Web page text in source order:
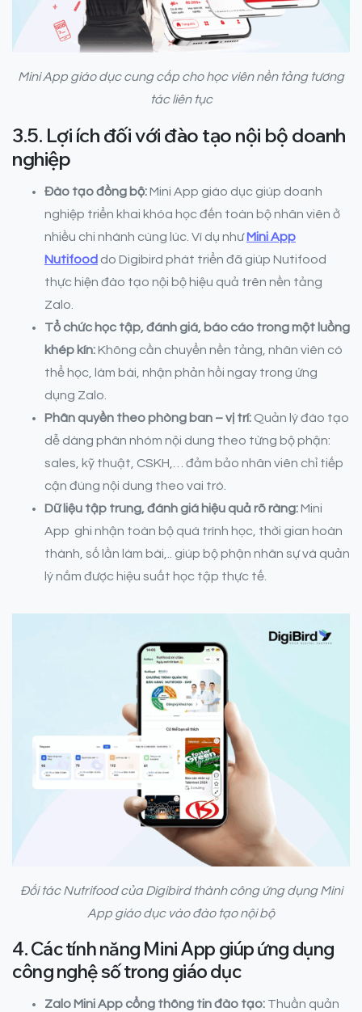
Mini App giáo dục cung cấp cho học viên nền tảng tương
tác liên tục
3.5. Lợi ích đối với đào tạo nội bộ doanh
nghiệp
Đào tạo đồng bộ:Mini App giáo dục giúp doanh
nghiệp triển khai khóa học đến toàn bộ nhân viên ở
nhiều chi nhánh cùng lúc. Ví dụ nhưMini App
Nutifood do Digibird phát triển đã giúp Nutifood
thực hiện đào tạo nội bộ hiệu quả trên nền tảng
Zalo.
Tổ chức học tập, đánh giá, báo cáo trong một luồng
khép kín:Không cần chuyển nền tảng, nhân viên có
thể học, làm bài, nhận phản hồi ngay trong ứng
dụng Zalo.
Phân quyền theo phòng ban – vị trí: Quản lý đào tạo
dễ dàng phân nhóm nội dung theo từng bộ phận:
sales, kỹ thuật, CSKH,… đảm bảo nhân viên chỉ tiếp
cận đúng nội dung theo vai trò.
Dữ liệu tập trung, đánh giá hiệu quả rõ ràng:Mini
App ghi nhận toàn bộ quá trình học, thời gian hoàn
thành, số lần làm bài,.. giúp bộ phận nhân sự và quản
lý nắm được hiệu suất học tập thực tế.
Đối tác Nutrifood của Digibird thành công ứng dụng Mini
App giáo dục vào đào tạo nội bộ
4. Các tính năng Mini App giúp ứng dụng
công nghệ số trong giáo dục
Zalo Mini App cổng thông tin đào tạo: Thuần quản